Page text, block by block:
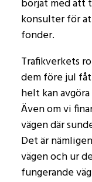
börjat med att
konsulter för
fonder.
Trafikverkets
dem före jul
helt kan
Även om vi
vägen där
Det är
vägen och ur
fungerande